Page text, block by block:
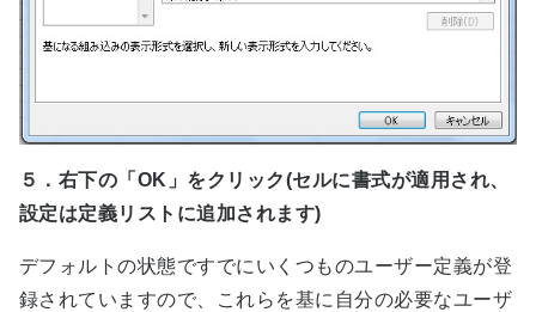
５．右下の「OK」をクリック(セルに書式が適用され、
設定は定義リストに追加されます)
デフォルトの状態ですでにいくつものユーザー定義が登
録されていますので、これらを基に自分の必要なユーザ